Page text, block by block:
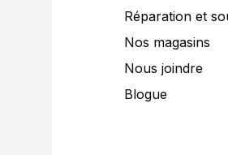
Réparation et
Nos magasins
Nous joindre
Blogue